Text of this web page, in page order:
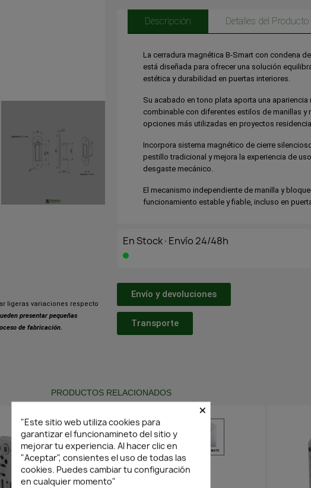
ligeras variaciones respecto
presentar pequeñas
de fabricación.
Descripción Detalles del Producto
La cerradura magnética B-Smart con condena
está diseñada para ofrecer una solución
estética y durabilidad en puertas interiores.
Su acabado en tono plata aporta una apariencia
combinable con diferentes estilos de manillas y
opciones más utilizadas en proyectos
Incorpora sistema magnético de cierre
pestillo tradicional y mejora la experiencia de
desgaste mecánico.
El mecanismo independiente de manilla y
funcionamiento estable y fiable, incluso en
En Stock·Envío 24/48h
Envío y devoluciones
Transporte
PRODUCTOS RELACIONADOS
×
"Este sitio web utiliza cookies para
garantizar el funcionamineto del sitio y
mejorar tu experiencia. Al hacer clic en
"Aceptar", consientes el uso de todas las
cookies. Puedes cambiar tu configuración
en cualquier momento"